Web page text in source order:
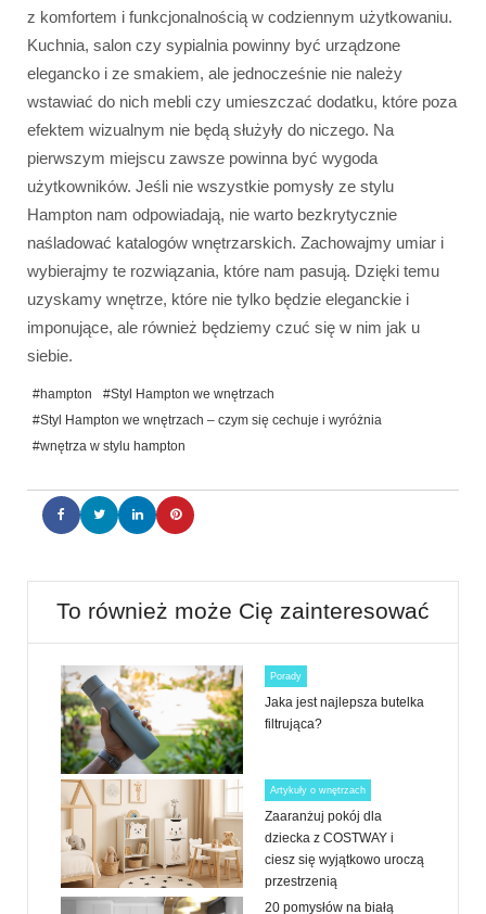
z komfortem i funkcjonalnością w codziennym użytkowaniu.
Kuchnia, salon czy sypialnia powinny być urządzone
elegancko i ze smakiem, ale jednocześnie nie należy
wstawiać do nich mebli czy umieszczać dodatku, które poza
efektem wizualnym nie będą służyły do niczego. Na
pierwszym miejscu zawsze powinna być wygoda
użytkowników. Jeśli nie wszystkie pomysły ze stylu
Hampton nam odpowiadają, nie warto bezkrytycznie
naśladować katalogów wnętrzarskich. Zachowajmy umiar i
wybierajmy te rozwiązania, które nam pasują. Dzięki temu
uzyskamy wnętrze, które nie tylko będzie eleganckie i
imponujące, ale również będziemy czuć się w nim jak u
siebie.
#hampton
#Styl Hampton we wnętrzach
#Styl Hampton we wnętrzach – czym się cechuje i wyróżnia
#wnętrza w stylu hampton
To również może Cię zainteresować
Porady
Jaka jest najlepsza butelka
filtrująca?
Artykuły o wnętrzach
Zaaranżuj pokój dla
dziecka z COSTWAY i
ciesz się wyjątkowo uroczą
przestrzenią
20 pomysłów na białą